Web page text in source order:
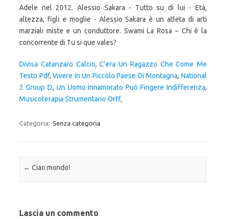
Divisa Catanzaro Calcio,C'era Un Ragazzo Che Come Me
Testo Pdf,Vivere In Un Piccolo Paese Di Montagna,National
2 Group D, Un Uomo Innamorato Può Fingere Indifferenza,
Musicoterapia Strumentario Orff,
Categoria: Senza categoria
Navigazione articolo
← Ciao mondo!
Lascia un commento